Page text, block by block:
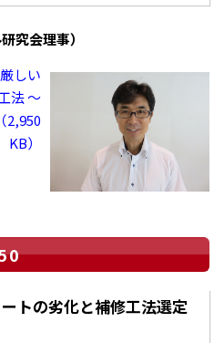
究会理事）
しい
法 ～
2,950
KB）
トの劣化と補修工法選定